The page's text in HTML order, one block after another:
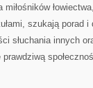
szukają porad i
słuchania innych